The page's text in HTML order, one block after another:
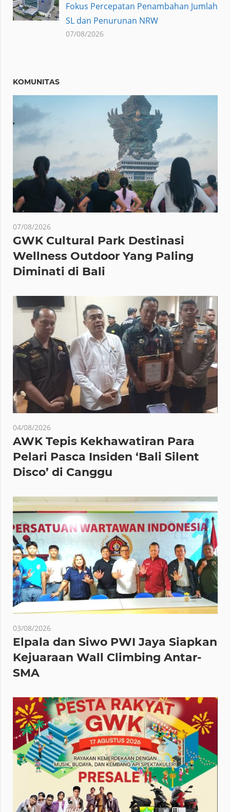
Fokus Percepatan Penambahan Jumlah
SL dan Penurunan NRW
07/08/2026
KOMUNITAS
07/08/2026
GWK Cultural Park Destinasi
Wellness Outdoor Yang Paling
Diminati di Bali
04/08/2026
AWK Tepis Kekhawatiran Para
Pelari Pasca Insiden ‘Bali Silent
Disco’ di Canggu
03/08/2026
Elpala dan Siwo PWI Jaya Siapkan
Kejuaraan Wall Climbing Antar-
SMA